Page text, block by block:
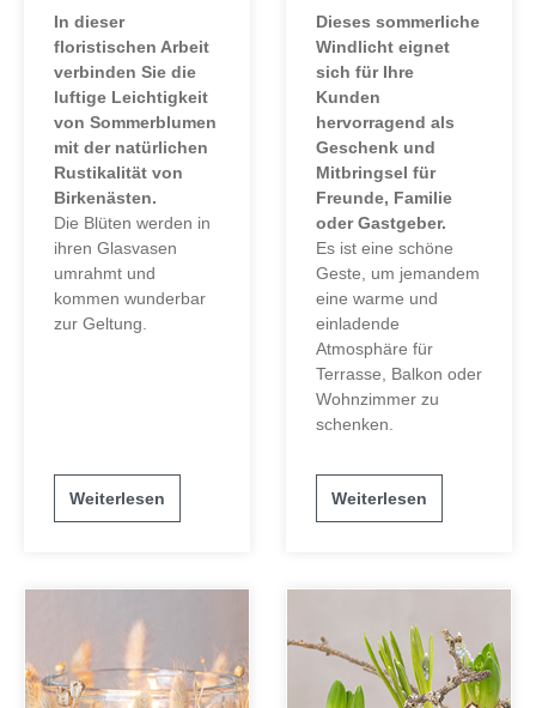
In dieser
floristischen Arbeit
verbinden Sie die
luftige Leichtigkeit
von Sommerblumen
mit der natürlichen
Rustikalität von
Birkenästen.
Die Blüten werden in
ihren Glasvasen
umrahmt und
kommen wunderbar
zur Geltung.
Weiterlesen
Dieses sommerliche
Windlicht eignet
sich für Ihre
Kunden
hervorragend als
Geschenk und
Mitbringsel für
Freunde, Familie
oder Gastgeber.
Es ist eine schöne
Geste, um jemandem
eine warme und
einladende
Atmosphäre für
Terrasse, Balkon oder
Wohnzimmer zu
schenken.
Weiterlesen